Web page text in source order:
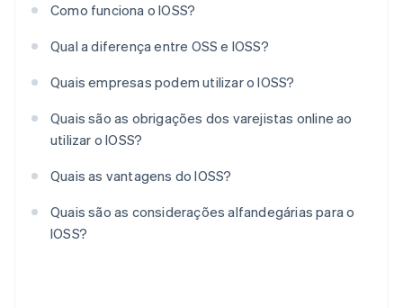
Como funciona o IOSS?
Qual a diferença entre OSS e IOSS?
Quais empresas podem utilizar o IOSS?
Quais são as obrigações dos varejistas online ao
utilizar o IOSS?
Quais as vantagens do IOSS?
Quais são as considerações alfandegárias para o
IOSS?